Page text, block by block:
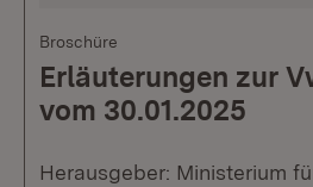
Broschüre
Erläuterungen zur
vom 30.01.2025
Herausgeber: Ministerium